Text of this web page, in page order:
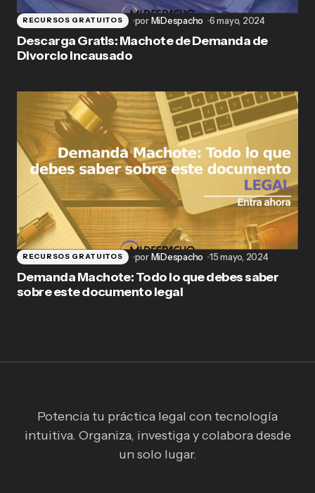
RECURSOS GRATUITOS porMiDespacho 6 mayo, 2024
Descarga Gratis: Machote de Demanda de
Divorcio Incausado
RECURSOS GRATUITOS porMiDespacho 15 mayo, 2024
Demanda Machote: Todo lo que debes saber
sobre este documento legal
Potencia tu práctica legal con tecnología
intuitiva. Organiza, investiga y colabora desde
un solo lugar.